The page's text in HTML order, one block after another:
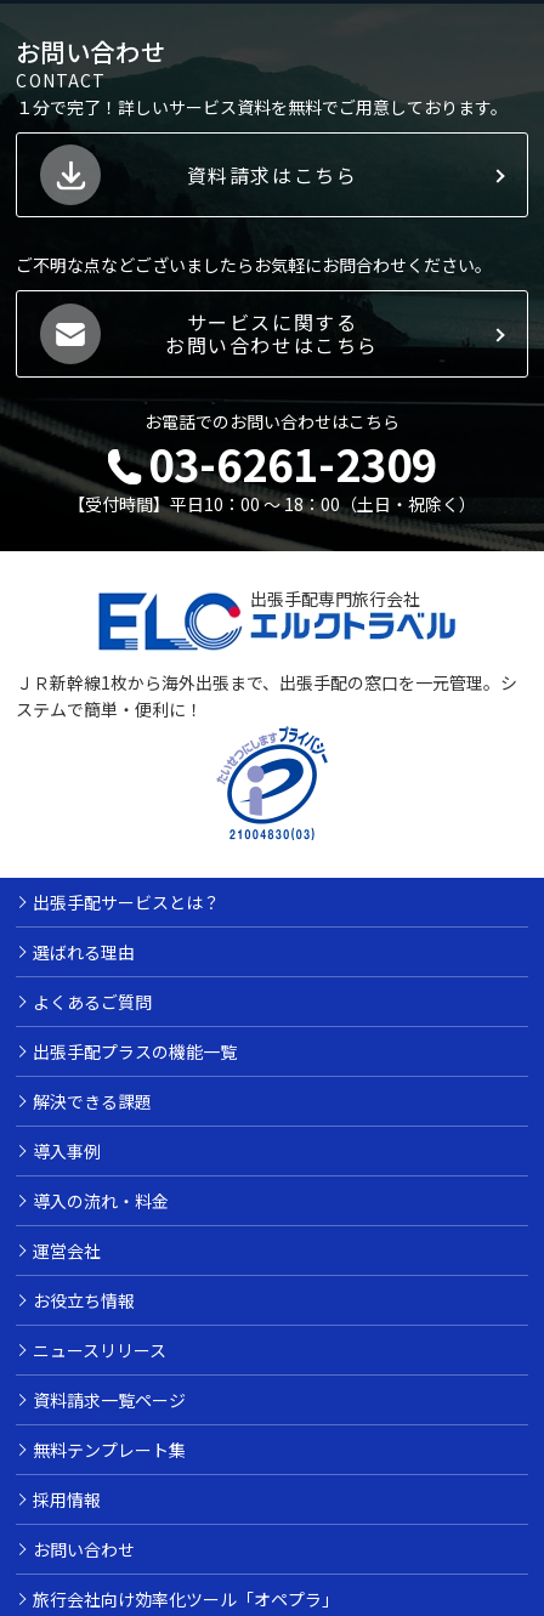
お問い合わせ
CONTACT
１分で完了！詳しいサービス資料を無料でご用意しております。
資料請求はこちら
ご不明な点などございましたらお気軽にお問合わせください。
サービスに関する
お問い合わせはこちら
お電話でのお問い合わせはこちら
03-6261-2309
【受付時間】平日10：00 〜 18：00（土日・祝除く）
出張手配専門旅行会社
ＪＲ新幹線1枚から海外出張まで、出張手配の窓口を一元管理。 シ
ステムで簡単・便利に！
出張手配サービスとは？
選ばれる理由
よくあるご質問
出張手配プラスの機能一覧
解決できる課題
導入事例
導入の流れ・料金
運営会社
お役立ち情報
ニュースリリース
資料請求一覧ページ
無料テンプレート集
採用情報
お問い合わせ
旅行会社向け効率化ツール「オペプラ」